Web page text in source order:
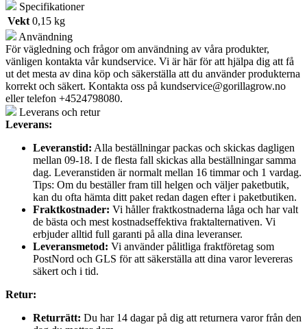
Specifikationer
Vekt 0,15 kg
Användning
För vägledning och frågor om användning av våra produkter,
vänligen kontakta vår kundservice. Vi är här för att hjälpa dig att få
ut det mesta av dina köp och säkerställa att du använder produkterna
korrekt och säkert. Kontakta oss på kundservice@gorillagrow.no
eller telefon +4524798080.
Leverans och retur
Leverans:
Leveranstid: Alla beställningar packas och skickas dagligen
mellan 09-18. I de flesta fall skickas alla beställningar samma
dag. Leveranstiden är normalt mellan 16 timmar och 1 vardag.
Tips: Om du beställer fram till helgen och väljer paketbutik,
kan du ofta hämta ditt paket redan dagen efter i paketbutiken.
Fraktkostnader: Vi håller fraktkostnaderna låga och har valt
de bästa och mest kostnadseffektiva fraktalternativen. Vi
erbjuder alltid full garanti på alla dina leveranser.
Leveransmetod: Vi använder pålitliga fraktföretag som
PostNord och GLS för att säkerställa att dina varor levereras
säkert och i tid.
Retur:
Returrätt: Du har 14 dagar på dig att returnera varor från den